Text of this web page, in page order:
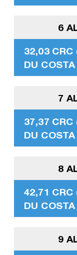
6
32,03 CRC
DU
7
37,37 CRC
DU
8
42,71 CRC
DU
9